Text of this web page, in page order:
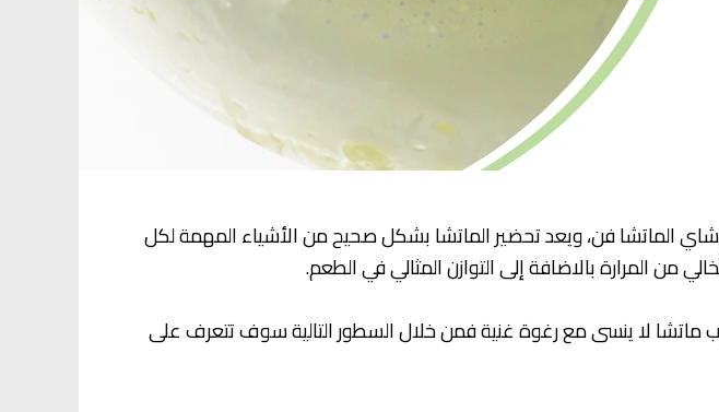
شاي الماتشا فن، ويعد تحضير الماتشا بشكل صحيح من الأشياء المهمة لكل
من المرارة بالاضافة إلى التوازن المثالي في الطعم.
لا ينسى مع رغوة غنية فمن خلال السطور التالية سوف تتعرف على